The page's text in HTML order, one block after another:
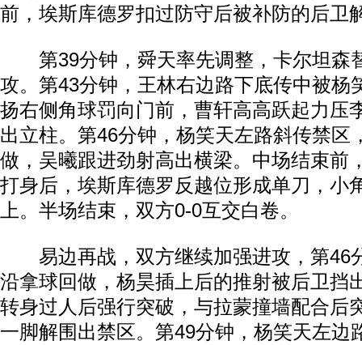
前，埃斯库德罗扣过防守后被补防的后卫
第39分钟，舜天率先调整，卡尔坦森
攻。第43分钟，王林右边路下底传中被杨
扬右侧角球罚向门前，曹轩高高跃起力压
出立柱。第46分钟，杨笑天左路斜传禁区
做，吴曦跟进劲射高出横梁。中场结束前
打身后，埃斯库德罗反越位形成单刀，小
上。半场结束，双方0-0互交白卷。
易边再战，双方继续加强进攻，第46
沿拿球回做，杨昊插上后的推射被后卫挡
转身过人后强行突破，与拉蒙撞墙配合后
一脚解围出禁区。第49分钟，杨笑天左边